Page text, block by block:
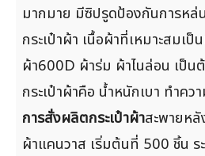
มากมาย มีซิปรูดป้องกันการหล่
กระเป๋าผ้า เนื้อผ้าที่เหมาะสมเ
ผ้า600D ผ้าร่ม ผ้าไนล่อน เป็
กระเป๋าผ้าคือ น้ำหนักเบา ทำคว
การสั่งผลิตกระเป๋าผ้าสะพายห
ผ้าแคนวาส เริ่มต้นที่ 500 ชิ้น ร